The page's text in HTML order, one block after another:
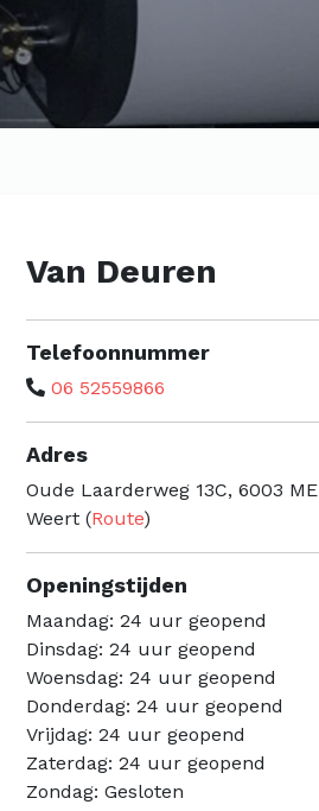
Van Deuren
Telefoonnummer
06 52559866
Adres
Oude Laarderweg 13C, 6003 ME
Weert (Route)
Openingstijden
Maandag: 24 uur geopend
Dinsdag: 24 uur geopend
Woensdag: 24 uur geopend
Donderdag: 24 uur geopend
Vrijdag: 24 uur geopend
Zaterdag: 24 uur geopend
Zondag: Gesloten